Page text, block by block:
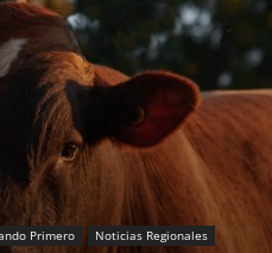
Primero Noticias Regionales